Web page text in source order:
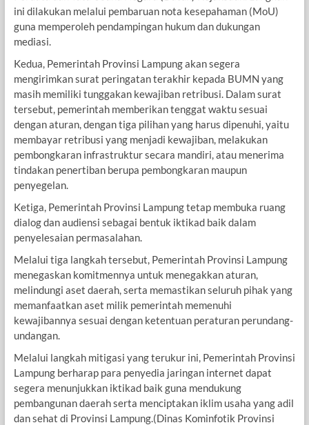
ini dilakukan melalui pembaruan nota kesepahaman (MoU)
guna memperoleh pendampingan hukum dan dukungan
mediasi.
Kedua, Pemerintah Provinsi Lampung akan segera
mengirimkan surat peringatan terakhir kepada BUMN yang
masih memiliki tunggakan kewajiban retribusi. Dalam surat
tersebut, pemerintah memberikan tenggat waktu sesuai
dengan aturan, dengan tiga pilihan yang harus dipenuhi, yaitu
membayar retribusi yang menjadi kewajiban, melakukan
pembongkaran infrastruktur secara mandiri, atau menerima
tindakan penertiban berupa pembongkaran maupun
penyegelan.
Ketiga, Pemerintah Provinsi Lampung tetap membuka ruang
dialog dan audiensi sebagai bentuk iktikad baik dalam
penyelesaian permasalahan.
Melalui tiga langkah tersebut, Pemerintah Provinsi Lampung
menegaskan komitmennya untuk menegakkan aturan,
melindungi aset daerah, serta memastikan seluruh pihak yang
memanfaatkan aset milik pemerintah memenuhi
kewajibannya sesuai dengan ketentuan peraturan perundang-
undangan.
Melalui langkah mitigasi yang terukur ini, Pemerintah Provinsi
Lampung berharap para penyedia jaringan internet dapat
segera menunjukkan iktikad baik guna mendukung
pembangunan daerah serta menciptakan iklim usaha yang adil
dan sehat di Provinsi Lampung.(Dinas Kominfotik Provinsi